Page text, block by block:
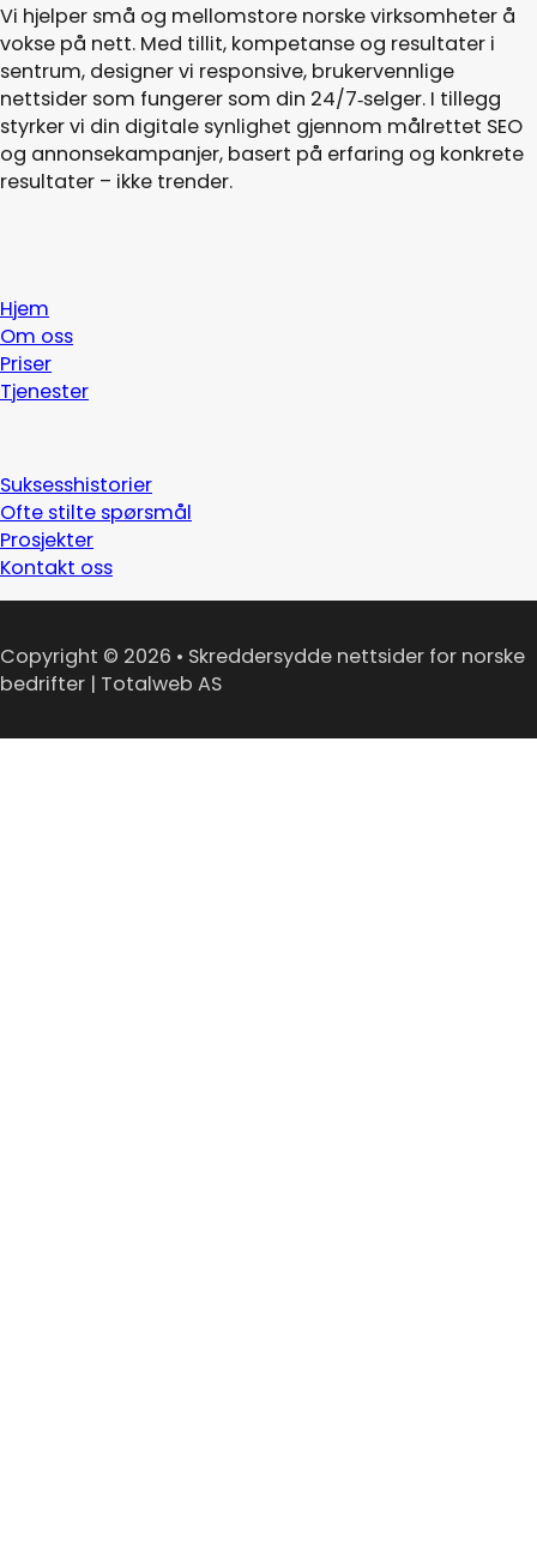
Vi hjelper små og mellomstore norske virksomheter å
vokse på nett. Med tillit, kompetanse og resultater i
sentrum, designer vi responsive, brukervennlige
nettsider som fungerer som din 24/7‑selger. I tillegg
styrker vi din digitale synlighet gjennom målrettet SEO
og annonsekampanjer, basert på erfaring og konkrete
resultater – ikke trender.
Hjem
Om oss
Priser
Tjenester
Suksesshistorier
Ofte stilte spørsmål
Prosjekter
Kontakt oss
Copyright © 2026 • Skreddersydde nettsider for norske
bedrifter | Totalweb AS